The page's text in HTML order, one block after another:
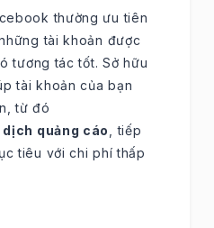
thường ưu tiên
tài khoản được
tương tác tốt. Sở hữu
tài khoản của bạn
từ đó
quảng cáo
, tiếp
tiêu với chi phí thấp